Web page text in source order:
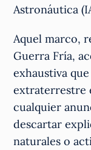
Astronáutica
Aquel marco,
Guerra Fría,
exhaustiva
extraterrestre
cualquier
descartar
naturales o